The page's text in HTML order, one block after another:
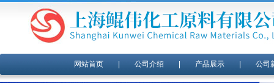
网站首页| 公司介绍 产品展示| 公司